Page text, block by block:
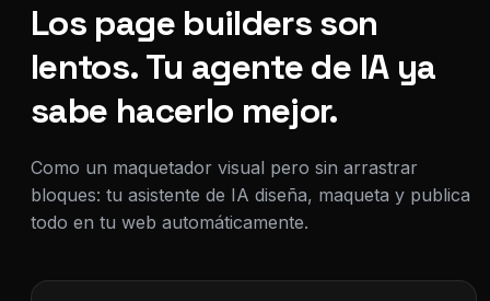
Los page builders son
lentos. Tu agente de IA ya
sabe hacerlo mejor.
Como un maquetador visual pero sin arrastrar
bloques: tu asistente de IA diseña, maqueta y publica
todo en tu web automáticamente.